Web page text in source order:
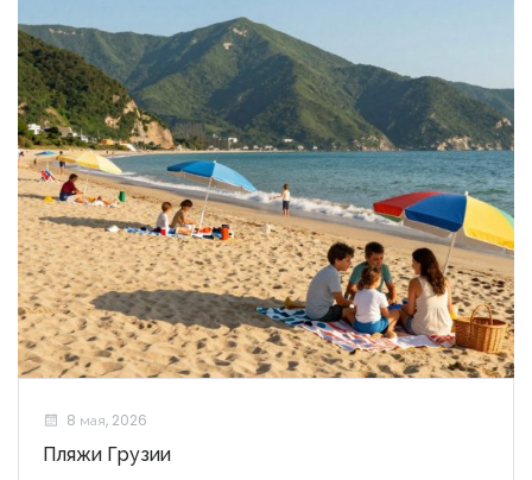
8 мая, 2026
Пляжи Грузии